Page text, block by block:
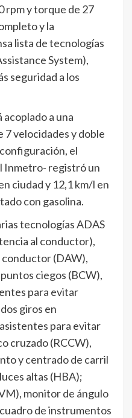
rpm y torque de 27
y la
lista de tecnologías
System),
seguridad a los
a una
velocidades y doble
el
Inmetro- registró un
ciudad y 12,1 km/l en
con gasolina.
tecnologías ADAS
al conductor),
(DAW),
ciegos (BCW),
para evitar
giros en
para evitar
cruzado (RCCW),
y centrado de carril
altas (HBA);
monitor de ángulo
de instrumentos